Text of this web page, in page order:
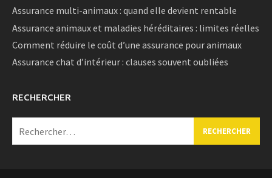
Assurance multi-animaux : quand elle devient rentable
Assurance animaux et maladies héréditaires : limites réelles
Comment réduire le coût d’une assurance pour animaux
Assurance chat d’intérieur : clauses souvent oubliées
RECHERCHER